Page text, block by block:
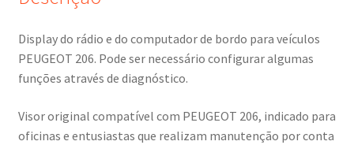
Display do rádio e do computador de bordo para veículos
PEUGEOT 206. Pode ser necessário configurar algumas
funções através de diagnóstico.
Visor original compatível com PEUGEOT 206, indicado para
oficinas e entusiastas que realizam manutenção por conta